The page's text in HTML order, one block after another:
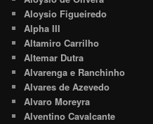
Aloysio Figueiredo
Alpha III
Altamiro Carrilho
Altemar Dutra
Alvarenga e Ranchinho
Alvares de Azevedo
Alvaro Moreyra
Alventino Cavalcante